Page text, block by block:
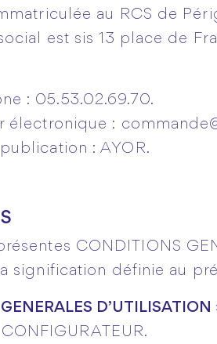
au RCS de
est sis 13 place de
: 05.53.02.69.70.
électronique :
: AYOR.
CONDITIONS
signification définie au
D’UTILISATION